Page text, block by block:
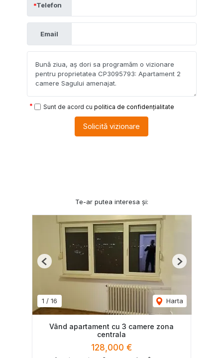
Telefon
Email
Sunt de acord cu politica de confidențialitate
Solicită vizionare
Te-ar putea interesa și:
1 / 16 Harta
Previous Next
Vând apartament cu 3 camere zona
centrala
128,000 €